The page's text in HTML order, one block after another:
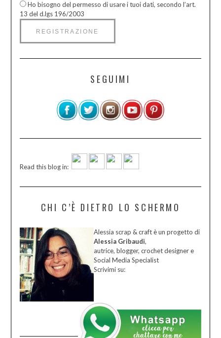
Ho bisogno del permesso di usare i tuoi dati, secondo l’art.
13 del d.lgs 196/2003
SEGUIMI
Read this blog in:
CHI C’È DIETRO LO SCHERMO
Alessia scrap & craft è un progetto di
Alessia Gribaudi,
autrice, blogger, crochet designer e
Social Media Specialist
Scrivimi su: